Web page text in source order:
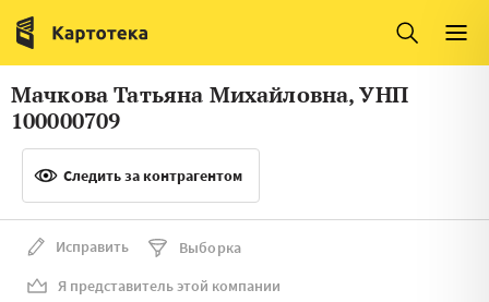
Италия
Люксембург
Литва
Латвия
Словения
Франция
Швеция
Мачкова Татьяна Михайловна, УНП
100000709
Следить за контрагентом
Исправить
Выборка
Я представитель этой компании